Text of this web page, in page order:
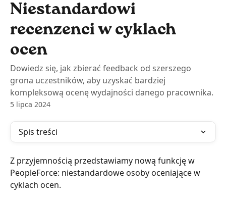
Niestandardowi
recenzenci w cyklach
ocen
Dowiedz się, jak zbierać feedback od szerszego
grona uczestników, aby uzyskać bardziej
kompleksową ocenę wydajności danego pracownika.
5 lipca 2024
Spis treści
Z przyjemnością przedstawiamy nową funkcję w
PeopleForce: niestandardowe osoby oceniające w
cyklach ocen.